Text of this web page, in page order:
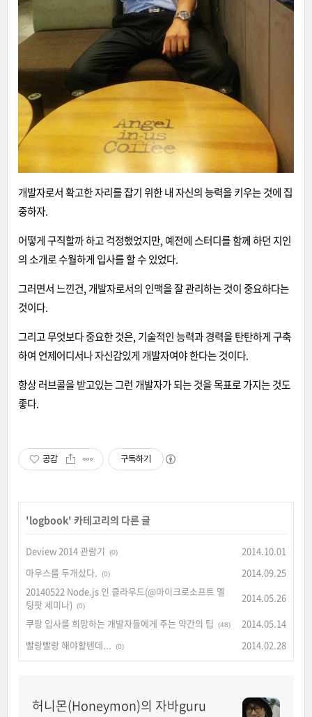
개발자로서 확고한 자리를 잡기 위한 내 자신의 능력을 키우는 것에 집
중하자.
어떻게 구직할까 하고 걱정했었지만, 예전에 스터디를 함께 하던 지인
의 소개로 수월하게 입사를 할 수 있었다.
그러면서 느낀건, 개발자로서의 인맥을 잘 관리하는 것이 중요하다는
것이다.
그리고 무엇보다 중요한 것은, 기술적인 능력과 경력을 탄탄하게 구축
하여 언제어디서나 자신감있게 개발자여야 한다는 것이다.
항상 러브콜을 받고있는 그런 개발자가 되는 것을 목표로 가지는 것도
좋다.
공감 구독하기
'logbook' 카테고리의 다른 글
Deview 2014 관람기 (0)
2014.10.01
마우스를 두개샀다.
(0)
2014.09.25
20140522 Node.js 인 클라우드(@마이크로소프트 멜
팅팟 세미나)
(0)
2014.05.26
쿠팡 입사를 희망하는 개발자들에게 주는 약간의 팁
(48)
2014.05.14
빨랑빨랑 해야할텐데...
(0) 2014.02.28
허니몬(Honeymon)의 자바guru